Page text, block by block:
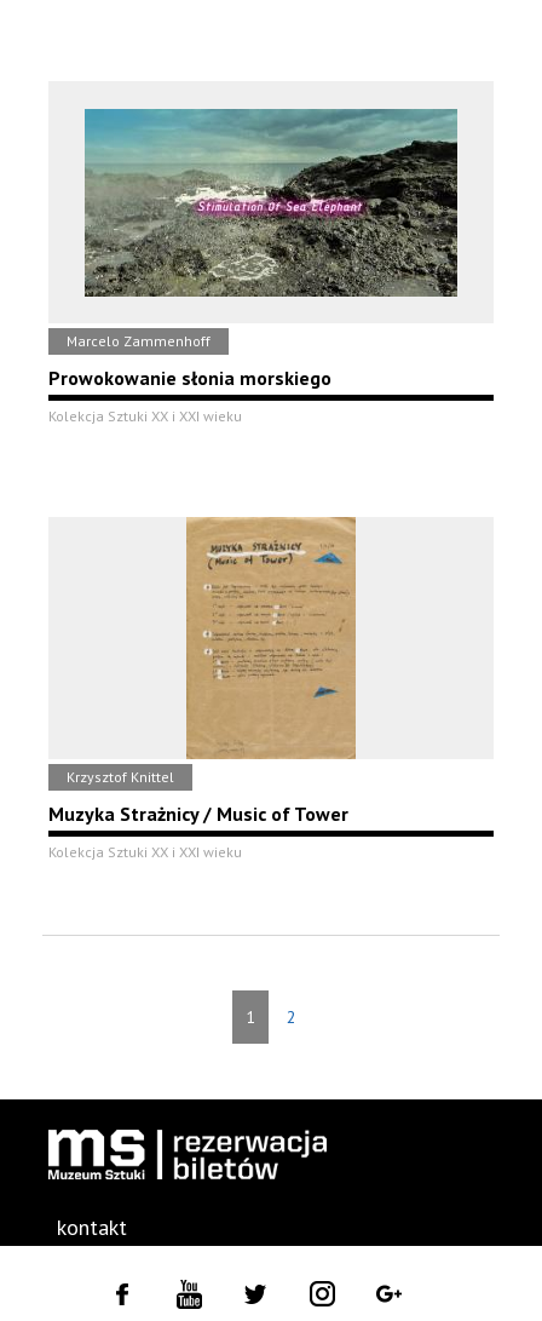
Marcelo Zammenhoff
Prowokowanie słonia morskiego
Kolekcja Sztuki XX i XXI wieku
Krzysztof Knittel
Muzyka Strażnicy / Music of Tower
Kolekcja Sztuki XX i XXI wieku
1 2
kontakt